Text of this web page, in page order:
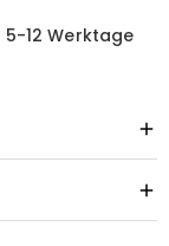
5-12 Werktage